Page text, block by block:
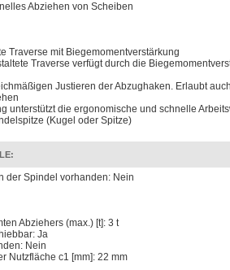
Abziehen von Scheiben
Traverse mit Biegemomentverstärkung
Traverse verfügt durch die
Justieren der Abzughaken. Erlaubt
unterstützt die ergonomische und schnelle
(Kugel oder Spitze)
der Spindel vorhanden: Nein
Abziehers (max.) [t]: 3 t
Ja
Nein
Nutzfläche c1 [mm]: 22 mm